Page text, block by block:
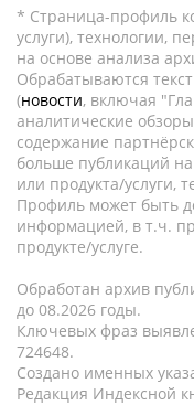
* Страница-профиль
услуги), технологии,
на основе анализа
Обрабатываются
(новости, включая
аналитические
содержание
больше публикаций
или продукта/услуги,
Профиль может быть
информацией, в т.ч.
продукте/услуге.
Обработан архив
до 08.2026 годы.
Ключевых фраз
724648.
Создано именных
Редакция Индексной